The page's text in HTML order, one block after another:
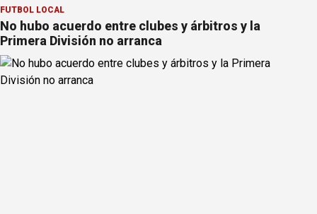
FÚTBOL LOCAL
No hubo acuerdo entre clubes y árbitros y la
Primera División no arranca